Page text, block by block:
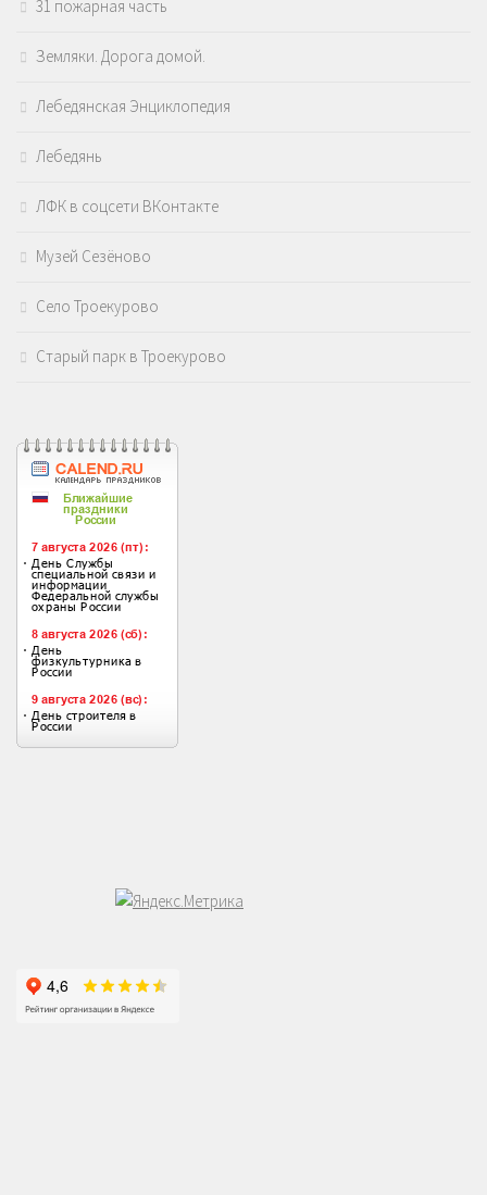
31 пожарная часть
Земляки. Дорога домой.
Лебедянская Энциклопедия
Лебедянь
ЛФК в соцсети ВКонтакте
Музей Сезёново
Село Троекурово
Старый парк в Троекурово